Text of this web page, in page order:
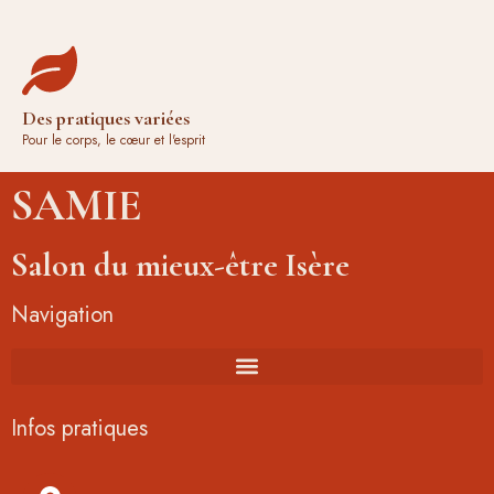
Des pratiques variées
Pour le corps, le cœur et l'esprit
SAMIE
Salon du mieux-être Isère
Navigation
Infos pratiques